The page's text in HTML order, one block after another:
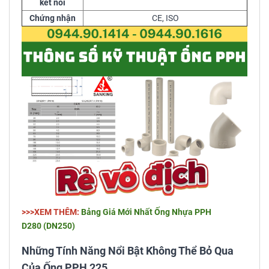
kết nối
Chứng nhận CE, ISO
>>>XEM THÊM: Bảng Giá Mới Nhất Ống Nhựa PPH
D280 (DN250)
Những Tính Năng Nổi Bật Không Thể Bỏ Qua